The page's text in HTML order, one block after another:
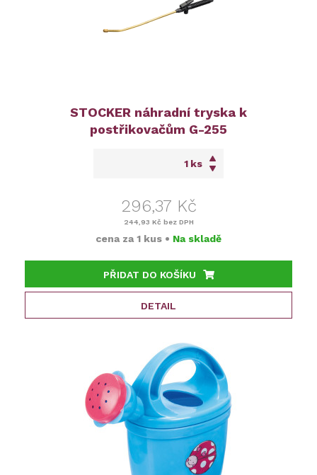
STOCKER náhradní tryska k
postřikovačům G-255
ks
296,37 Kč
244,93 Kč bez DPH
cena za 1 kus • Na skladě
PŘIDAT DO KOŠÍKU
DETAIL